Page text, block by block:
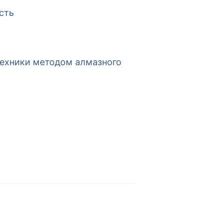
методом алмазного